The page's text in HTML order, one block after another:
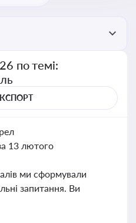
по темі:
13 лютого
ми сформували
запитання. Ви